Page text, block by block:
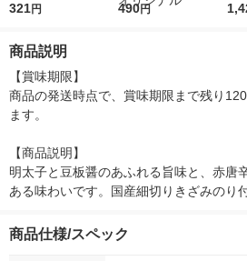
ま香る大葉ソース ＜1
321円
r（ロハコウォータ
490円
レ
商品説明
【賞味期限】
商品の発送時点で、賞味期限まで残り
ます。
【商品説明】
明太子と豆板醤のあふれる旨味と、赤唐
ある味わいです。国産細切りきざみのり付
商品仕様/スペック